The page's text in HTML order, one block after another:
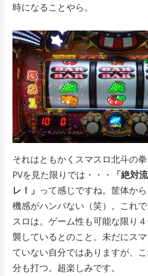
時になることやら。
それはともかくスマスロ北斗の拳
PVを見た限りでは・・・
「絶対
レ！」 って感じですね。筐体か
機感がハンパない（笑）。これ
スロは。ゲーム性も可能な限り
襲しているとのこと。未だにス
ていない自分ではありますが、
分も打つ。超楽しみです。